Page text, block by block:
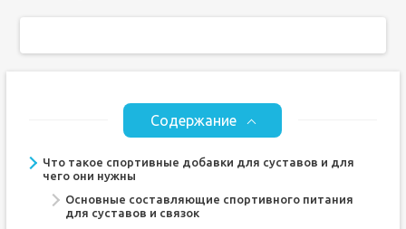
Содержание
Что такое спортивные добавки для суставов и для
чего они нужны
Основные составляющие спортивного питания
для суставов и связок